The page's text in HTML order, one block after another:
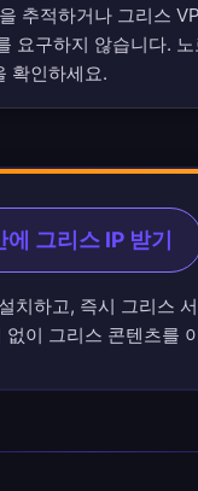
추적하거나 그리스
요구하지 않습니다.
확인하세요.
그리스 IP 받기
치하고, 즉시 그리스
없이 그리스 콘텐츠를